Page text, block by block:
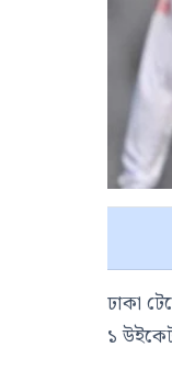
ঢাকা
১